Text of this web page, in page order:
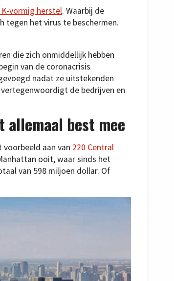
K-vormig herstel. Waarbij de
tegen het virus te beschermen.
die zich onmiddellijk hebben
van de coronacrisis
nadat ze uitstekenden
de bedrijven en
allemaal best mee
voorbeeld aan van 220 Central
ooit, waar sinds het
van 598 miljoen dollar. Of